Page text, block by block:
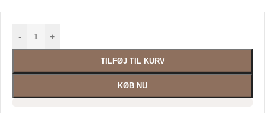
- +
TILFØJ TIL KURV
KØB NU